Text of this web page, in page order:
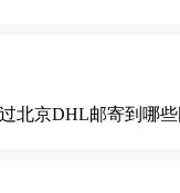
北京DHL邮寄到哪